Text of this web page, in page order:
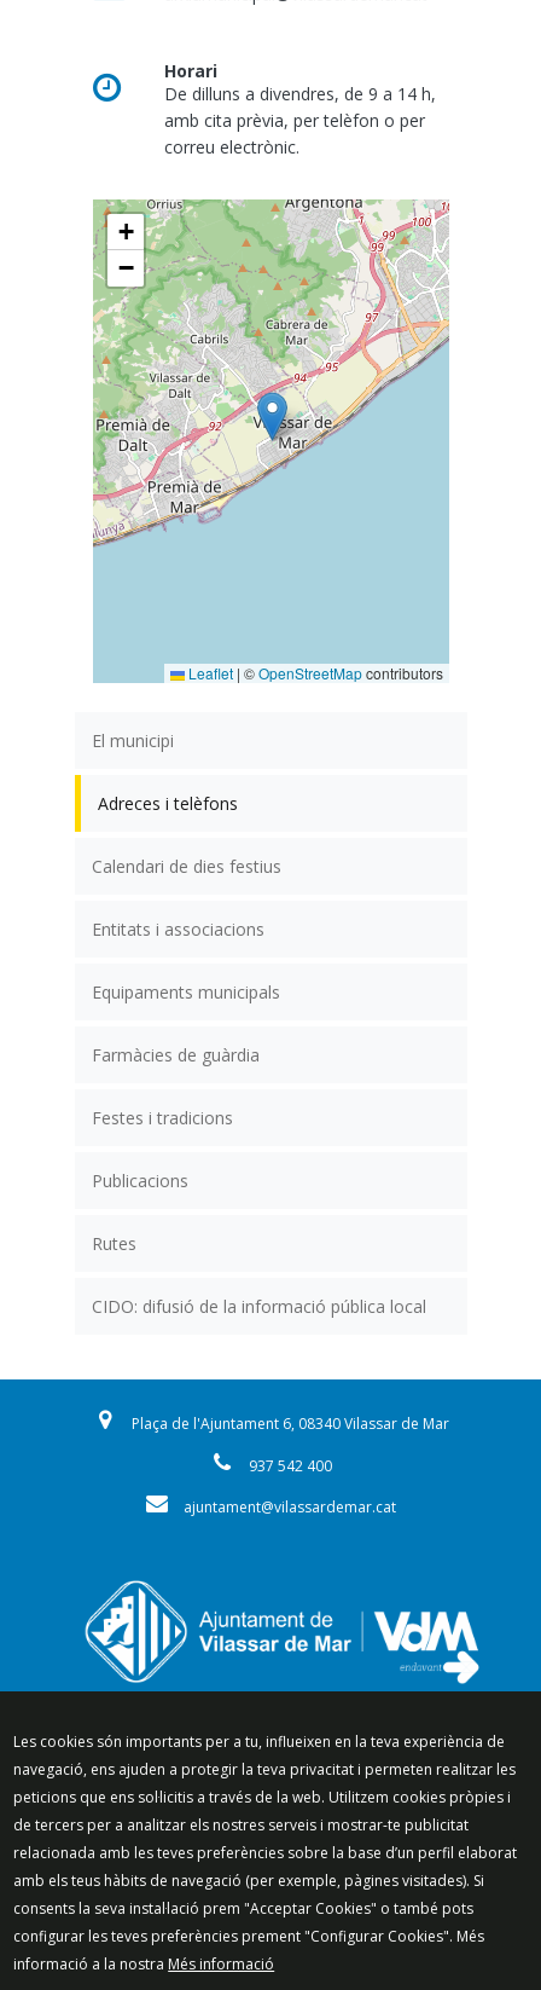
El municipi
Adreces i telèfons
Calendari de dies festius
Entitats i associacions
Equipaments municipals
Farmàcies de guàrdia
Festes i tradicions
Publicacions
Rutes
CIDO: difusió de la informació pública local
Horari
De dilluns a divendres, de 9 a 14 h,
amb cita prèvia, per telèfon o per
correu electrònic.
+
−
Leaflet | ©OpenStreetMapcontributors
Plaça de l'Ajuntament 6, 08340 Vilassar de Mar
937 542 400
ajuntament@vilassardemar.cat
Segueix-nos a:
Mapa del lloc
Política de Privacitat
Política de Xarxes Socials
Política de cookies
Protecció de dades
Avís legal
Contacte
Preguntes freqüents
Les cookies són importants per a tu, influeixen en la teva experiència de
navegació, ens ajuden a protegir la teva privacitat i permeten realitzar les
peticions que ens sol·licitis a través de la web. Utilitzem cookies pròpies i
de tercers per a analitzar els nostres serveis i mostrar-te publicitat
relacionada amb les teves preferències sobre la base d’un perfil elaborat
amb els teus hàbits de navegació (per exemple, pàgines visitades). Si
consents la seva instal·lació prem "Acceptar Cookies" o també pots
configurar les teves preferències prement "Configurar Cookies". Més
informació a la nostra Més informació